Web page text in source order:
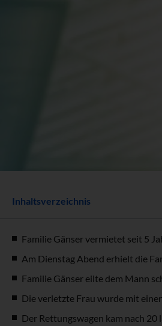
Inhaltsverzeichnis
Familie Gänser vermietet seit 5
Am Dienstag Abend erhielt die
Familie Gänser eilte dem Mann
Die verletzte Frau wurde mit
Der Rettungswagen kam nach 20